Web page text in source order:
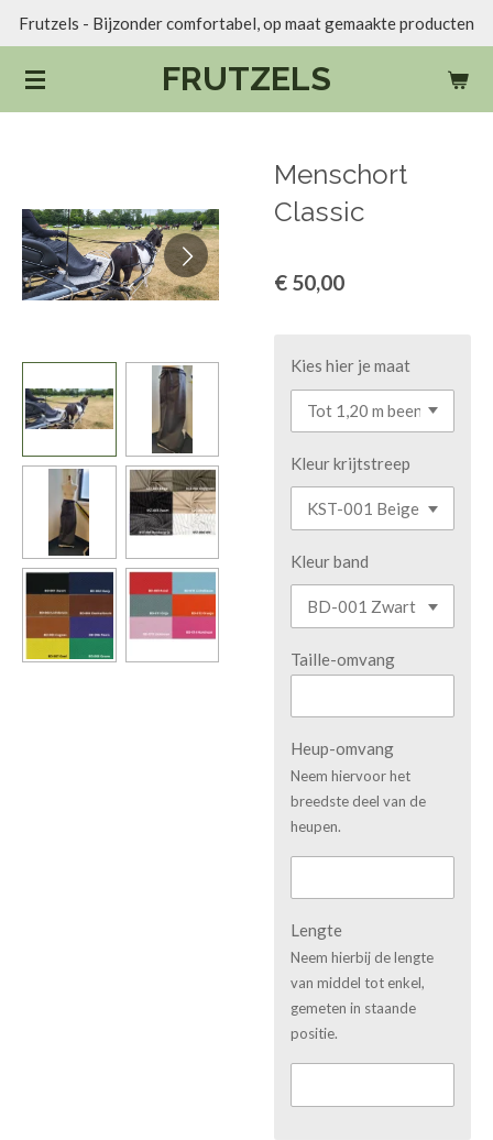
Ga
naar
de
FRUTZELS
Frutzels - Bijzonder comfortabel, op maat gemaakte producten
Menschort
Classic
€ 50,00
Kies hier je maat
Kleur krijtstreep
Kleur band
Taille-omvang
Heup-omvang
Neem hiervoor het
breedste deel van de
heupen.
Lengte
Neem hierbij de lengte
van middel tot enkel,
gemeten in staande
positie.